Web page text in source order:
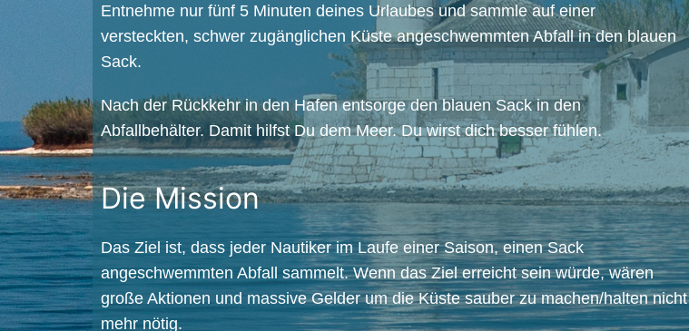
Entnehme nur fünf 5 Minuten deines Urlaubes und sammle auf einer
versteckten, schwer zugänglichen Küste angeschwemmten Abfall in den blauen
Sack.
Nach der Rückkehr in den Hafen entsorge den blauen Sack in den
Abfallbehälter. Damit hilfst Du dem Meer. Du wirst dich besser fühlen.
Die Mission
Das Ziel ist, dass jeder Nautiker im Laufe einer Saison, einen Sack
angeschwemmten Abfall sammelt. Wenn das Ziel erreicht sein würde, wären
große Aktionen und massive Gelder um die Küste sauber zu machen/halten nicht
mehr nötig.